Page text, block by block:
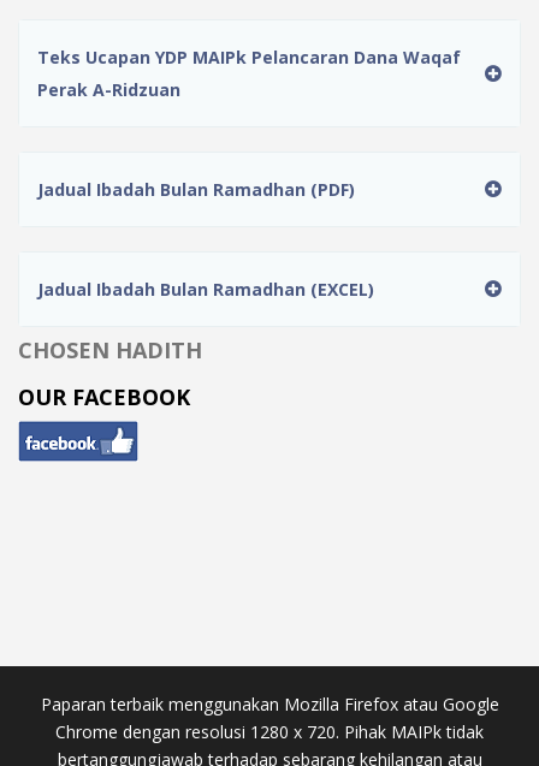
Teks Ucapan YDP MAIPk Pelancaran Dana Waqaf
Perak A-Ridzuan
Jadual Ibadah Bulan Ramadhan (PDF)
Jadual Ibadah Bulan Ramadhan (EXCEL)
CHOSEN HADITH
OUR FACEBOOK
Paparan terbaik menggunakan Mozilla Firefox atau Google
Chrome dengan resolusi 1280 x 720. Pihak MAIPk tidak
bertanggungjawab terhadap sebarang kehilangan atau